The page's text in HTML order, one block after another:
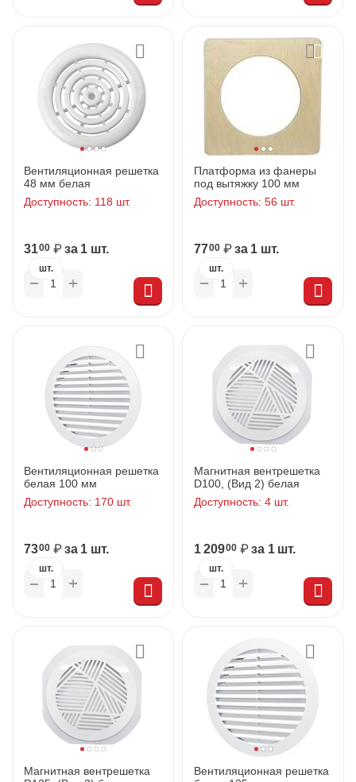
Вентиляционная решетка
48 мм белая
Доступность: 118 шт.
3100 ₽ за 1 шт.
+
−
шт.
Платформа из фанеры
под вытяжку 100 мм
Доступность: 56 шт.
7700 ₽ за 1 шт.
+
−
шт.
Вентиляционная решетка
белая 100 мм
Доступность: 170 шт.
7300 ₽ за 1 шт.
+
−
шт.
Магнитная вентрешетка
D100, (Вид 2) белая
Доступность: 4 шт.
1 20900 ₽ за 1 шт.
+
−
шт.
Магнитная вентрешетка
Вентиляционная решетка